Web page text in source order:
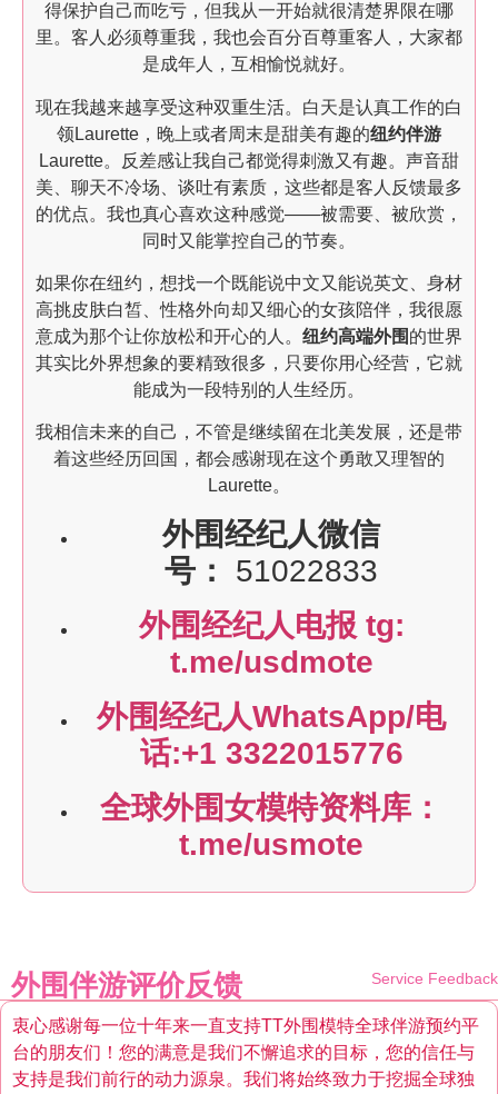
得保护自己而吃亏，但我从一开始就很清楚界限在哪
里。客人必须尊重我，我也会百分百尊重客人，大家都
是成年人，互相愉悦就好。
现在我越来越享受这种双重生活。白天是认真工作的白
领Laurette，晚上或者周末是甜美有趣的纽约伴游
Laurette。反差感让我自己都觉得刺激又有趣。声音甜
美、聊天不冷场、谈吐有素质，这些都是客人反馈最多
的优点。我也真心喜欢这种感觉——被需要、被欣赏，
同时又能掌控自己的节奏。
如果你在纽约，想找一个既能说中文又能说英文、身材
高挑皮肤白皙、性格外向却又细心的女孩陪伴，我很愿
意成为那个让你放松和开心的人。 纽约高端外围 的世界
其实比外界想象的要精致很多，只要你用心经营，它就
能成为一段特别的人生经历。
我相信未来的自己，不管是继续留在北美发展，还是带
着这些经历回国，都会感谢现在这个勇敢又理智的
Laurette。
外围经纪人微信
号：
51022833
外围经纪人电报 tg:
t.me/usdmote
外围经纪人WhatsApp/电
话:+1 3322015776
全球外围女模特资料库：
t.me/usmote
外围伴游评价反馈 Service Feedback
衷心感谢每一位十年来一直支持TT外围模特全球伴游预约平
台的朋友们！您的满意是我们不懈追求的目标，您的信任与
支持是我们前行的动力源泉。我们将始终致力于挖掘全球独